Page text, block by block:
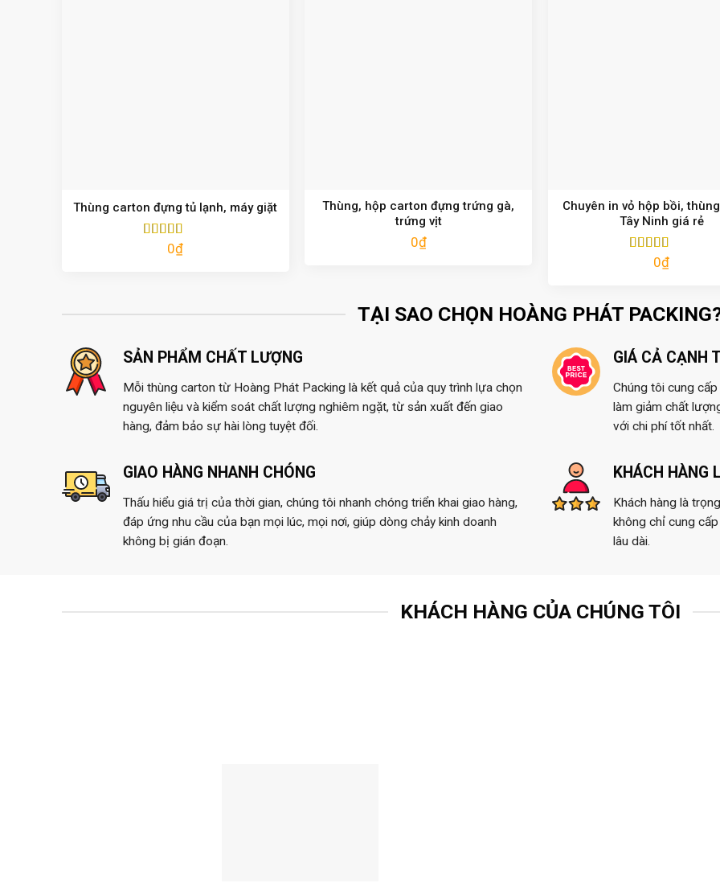
Thùng carton đựng tủ lạnh, máy giặt
Được xếp
0₫
Thùng, hộp carton đựng trứng gà,
trứng vịt
0₫
Chuyên in vỏ hộp bồi,
Tây Ninh giá rẻ
Được xếp
0₫
TẠI SAO CHỌN HOÀNG PHÁT
SẢN PHẨM CHẤT LƯỢNG
Mỗi thùng carton từ Hoàng Phát Packing là kết quả của quy trình lựa chọn
nguyên liệu và kiểm soát chất lượng nghiêm ngặt, từ sản xuất đến giao
hàng, đảm bảo sự hài lòng tuyệt đối.
GIÁ CẢ CẠNH
Chúng tôi cung
làm giảm chất
với chi phí tốt nhất.
GIAO HÀNG NHANH CHÓNG
Thấu hiểu giá trị của thời gian, chúng tôi nhanh chóng triển khai giao hàng,
đáp ứng nhu cầu của bạn mọi lúc, mọi nơi, giúp dòng chảy kinh doanh
không bị gián đoạn.
KHÁCH HÀNG
Khách hàng là
không chỉ cung
lâu dài.
KHÁCH HÀNG CỦA CHÚNG TÔI